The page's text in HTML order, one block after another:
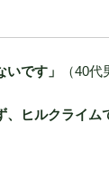
です」 （40代
ヒルクライム